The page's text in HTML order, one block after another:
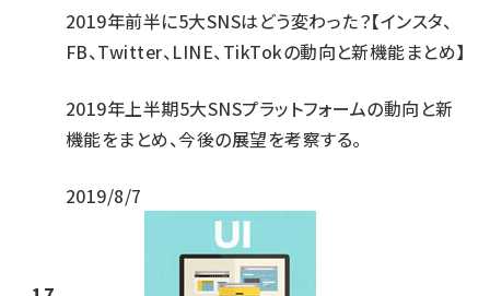
2019年前半に5大SNSはどう変わった？【インスタ、
FB、Twitter、LINE、TikTokの動向と新機能まとめ】
2019年上半期5大SNSプラットフォームの動向と新
機能をまとめ、今後の展望を考察する。
2019/8/7